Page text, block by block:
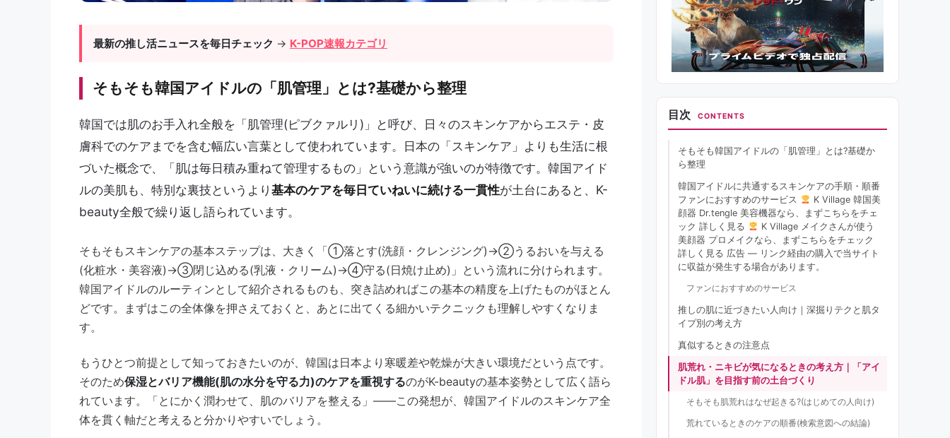
最新の推し活ニュースを毎日チェック → K-POP速報カテゴリ
そもそも韓国アイドルの「肌管理」とは?基礎から整理
韓国では肌のお手入れ全般を「肌管理(ピブクァルリ)」と呼び、日々のスキンケアからエステ・皮
膚科でのケアまでを含む幅広い言葉として使われています。日本の「スキンケア」よりも生活に根
づいた概念で、「肌は毎日積み重ねて管理するもの」という意識が強いのが特徴です。韓国アイド
ルの美肌も、特別な裏技というより基本のケアを毎日ていねいに続ける一貫性が土台にあると、K-
beauty全般で繰り返し語られています。
そもそもスキンケアの基本ステップは、大きく「①落とす(洗顔・クレンジング)→②うるおいを与える
(化粧水・美容液)→③閉じ込める(乳液・クリーム)→④守る(日焼け止め)」という流れに分けられます。
韓国アイドルのルーティンとして紹介されるものも、突き詰めればこの基本の精度を上げたものがほとん
どです。まずはこの全体像を押さえておくと、あとに出てくる細かいテクニックも理解しやすくなりま
す。
もうひとつ前提として知っておきたいのが、韓国は日本より寒暖差や乾燥が大きい環境だという点です。
そのため保湿とバリア機能(肌の水分を守る力)のケアを重視するのがK-beautyの基本姿勢として広く語ら
れています。「とにかく潤わせて、肌のバリアを整える」——この発想が、韓国アイドルのスキンケア全
体を貫く軸だと考えると分かりやすいでしょう。
目次 CONTENTS
そもそも韓国アイドルの「肌管理」とは?基礎か
ら整理
韓国アイドルに共通するスキンケアの手順・順番
ファンにおすすめのサービス
K Village 韓国美
顔器 Dr.tengle 美容機器なら、まずこちらをチェ
ック 詳しく見る
K Village メイクさんが使う
美顔器 プロメイクなら、まずこちらをチェック
詳しく見る 広告 — リンク経由の購入で当サイト
に収益が発生する場合があります。
ファンにおすすめのサービス
推しの肌に近づきたい人向け｜深掘りテクと肌タ
イプ別の考え方
真似するときの注意点
肌荒れ・ニキビが気になるときの考え方｜「アイ
ドル肌」を目指す前の土台づくり
そもそも肌荒れはなぜ起きる?(はじめての人向け)
荒れているときのケアの順番(検索意図への結論)